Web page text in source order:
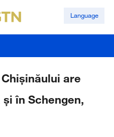
Language
are
în Schengen,